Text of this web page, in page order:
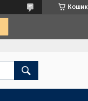
Кошик